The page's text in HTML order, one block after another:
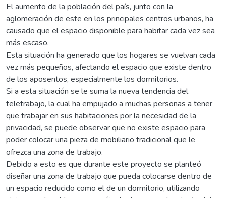
El aumento de la población del país, junto con la
aglomeración de este en los principales centros urbanos, ha
causado que el espacio disponible para habitar cada vez sea
más escaso.
Esta situación ha generado que los hogares se vuelvan cada
vez más pequeños, afectando el espacio que existe dentro
de los aposentos, especialmente los dormitorios.
Si a esta situación se le suma la nueva tendencia del
teletrabajo, la cual ha empujado a muchas personas a tener
que trabajar en sus habitaciones por la necesidad de la
privacidad, se puede observar que no existe espacio para
poder colocar una pieza de mobiliario tradicional que le
ofrezca una zona de trabajo.
Debido a esto es que durante este proyecto se planteó
diseñar una zona de trabajo que pueda colocarse dentro de
un espacio reducido como el de un dormitorio, utilizando